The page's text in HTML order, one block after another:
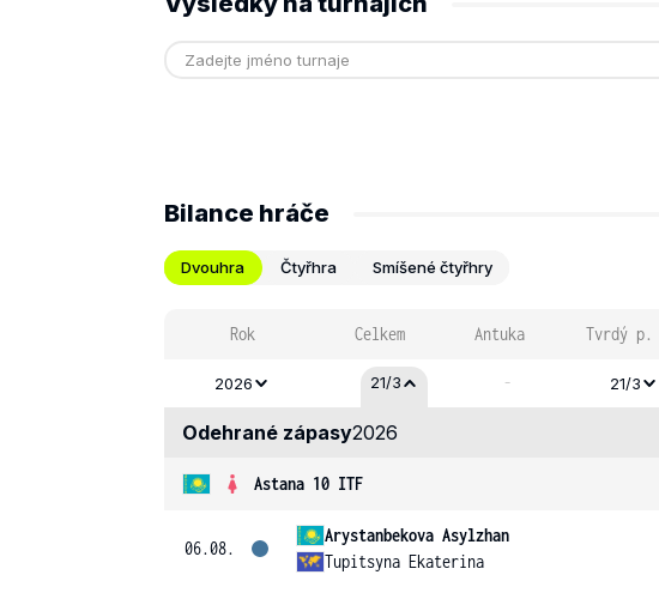
Bilance hráče
Dvouhra Čtyřhra Smíšené čtyřhry
Rok Celkem Antuka Tvrdý p.
2026 21/3 - 21/3
Odehrané zápasy2026
Astana 10 ITF
06.08.
Arystanbekova Asylzhan
Tupitsyna Ekaterina